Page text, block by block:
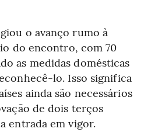
o avanço rumo à
do encontro, com 70
as medidas domésticas
lo. Isso significa
ainda são necessários
de dois terços
entrada em vigor.